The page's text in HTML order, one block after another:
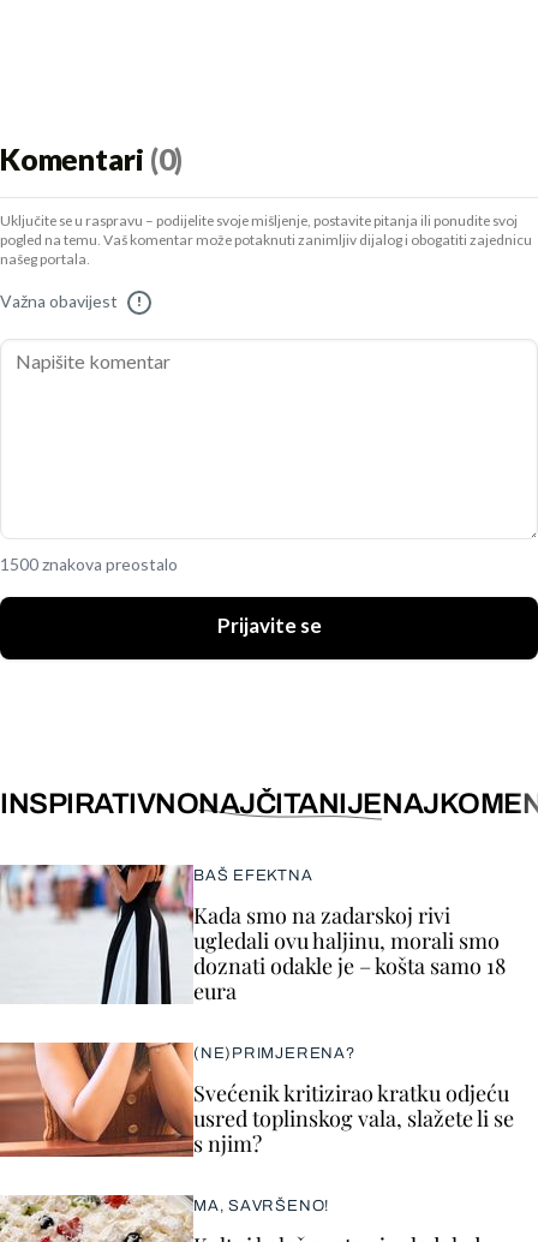
Komentari (0)
Uključite se u raspravu – podijelite svoje mišljenje, postavite pitanja ili ponudite svoj
pogled na temu. Vaš komentar može potaknuti zanimljiv dijalog i obogatiti zajednicu
našeg portala.
Važna obavijest !
1500 znakova preostalo
Prijavite se
INSPIRATIVNONAJČITANIJE
BAŠ EFEKTNA
Kada smo na zadarskoj rivi
ugledali ovu haljinu, morali smo
doznati odakle je – košta samo 18
eura
(NE)PRIMJERENA?
Svećenik kritizirao kratku odjeću
usred toplinskog vala, slažete li se
s njim?
MA, SAVRŠENO!